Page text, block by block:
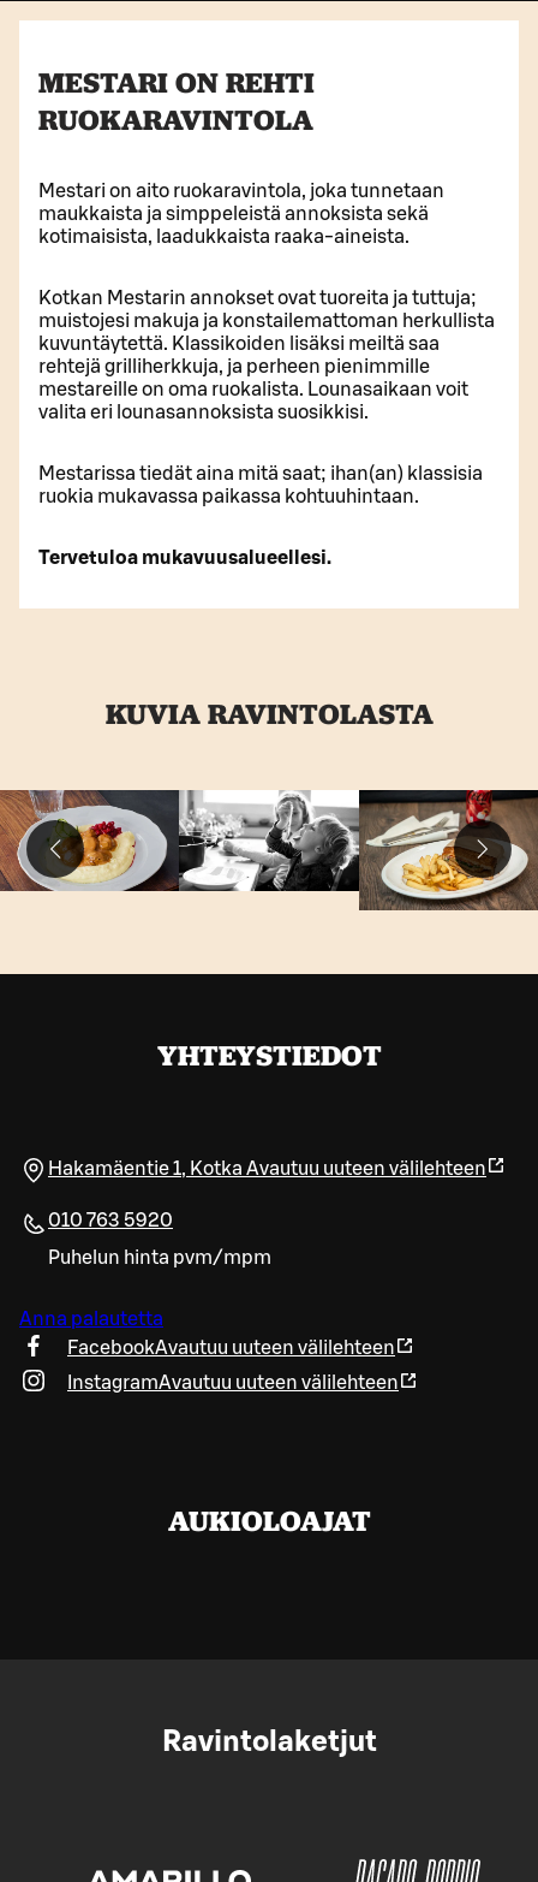
MESTARI ON REHTI
RUOKARAVINTOLA
Mestari on aito ruokaravintola, joka tunnetaan
maukkaista ja simppeleistä annoksista sekä
kotimaisista, laadukkaista raaka-aineista.
Kotkan Mestarin annokset ovat tuoreita ja tuttuja;
muistojesi makuja ja konstailemattoman herkullista
kuvuntäytettä. Klassikoiden lisäksi meiltä saa
rehtejä grilliherkkuja, ja perheen pienimmille
mestareille on oma ruokalista. Lounasaikaan voit
valita eri lounasannoksista suosikkisi.
Mestarissa tiedät aina mitä saat; ihan(an) klassisia
ruokia mukavassa paikassa kohtuuhintaan.
Tervetuloa mukavuusalueellesi.
KUVIA RAVINTOLASTA
YHTEYSTIEDOT
Hakamäentie 1, Kotka Avautuu uuteen välilehteen
010 763 5920
Puhelun hinta pvm/mpm
Anna palautetta
FacebookAvautuu uuteen välilehteen
InstagramAvautuu uuteen välilehteen
AUKIOLOAJAT
Ravintolaketjut